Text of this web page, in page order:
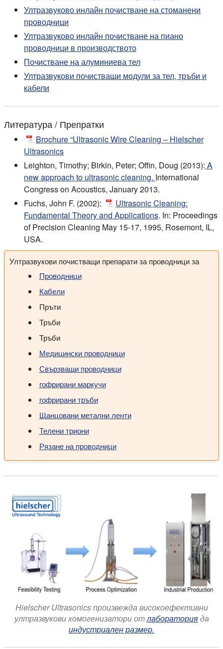
Ултразвуково инлайн почистване на стоманени
проводници
Ултразвуково инлайн почистване на пиано
проводници в производството
Почистване на алуминиева тел
Ултразвукови почистващи модули за тел, тръби и
кабели
Литература / Препратки
Brochure “Ultrasonic Wire Cleaning – Hielscher
Ultrasonics
Leighton, Timothy; Birkin, Peter; Offin, Doug (2013): A
new approach to ultrasonic cleaning. International
Congress on Acoustics, January 2013.
Fuchs, John F. (2002):
Ultrasonic Cleaning:
Fundamental Theory and Applications. In: Proceedings
of Precision Cleaning May 15-17, 1995, Rosemont, IL,
USA.
Ултразвукови почистващи препарати за проводници за
Проводници
Кабели
Пръти
Тръби
Тръби
Медицински проводници
Свързващи проводници
гофрирани маркучи
гофрирани тръби
Щанцовани метални ленти
Телени триони
Рязане на проводници
Hielscher Ultrasonics произвежда високоефективни
ултразвукови хомогенизатори отлабораторияда
индустриален размер.